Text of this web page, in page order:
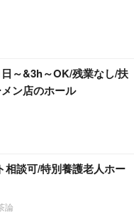
～&3h～OK/残業なし/扶
ン店のホール
相談可/特別養護老人ホー
論